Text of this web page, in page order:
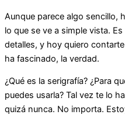
Aunque parece algo sencillo,
lo que se ve a simple vista.
detalles, y hoy quiero
ha fascinado, la verdad.
¿Qué es la serigrafía? ¿Para
puedes usarla? Tal vez te lo
quizá nunca. No importa.